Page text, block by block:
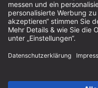
AGB
Datenschutz
Cookie-Einstellungen
© 2026 sauter GmbH
* kostenloser Versand ab